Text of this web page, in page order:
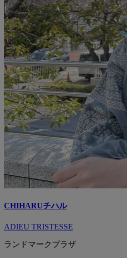
CHIHARUチハル
ADIEU TRISTESSE
ランドマークプラザ